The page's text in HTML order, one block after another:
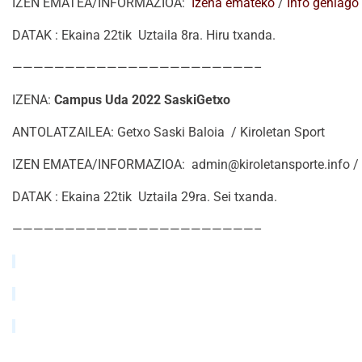
DATAK : Ekaina 22tik Uztaila 8ra. Hiru txanda.
———————————————————————–
IZENA: Campus Uda 2022 SaskiGetxo
ANTOLATZAILEA: Getxo Saski Baloia / Kiroletan Sport
IZEN EMATEA/INFORMAZIOA: admin@kiroletansporte.info /
DATAK : Ekaina 22tik Uztaila 29ra. Sei txanda.
———————————————————————–